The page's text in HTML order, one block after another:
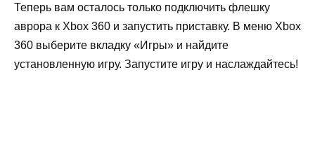
Теперь вам осталось только подключить флешку
аврора к Xbox 360 и запустить приставку. В меню Xbox
360 выберите вкладку «Игры» и найдите
установленную игру. Запустите игру и наслаждайтесь!